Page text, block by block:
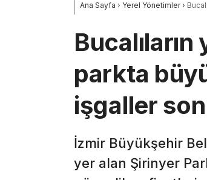
Ana Sayfa › Yerel Yönetimler›
parkta
işgaller
İzmir Büyükşehir
yer alan Şirinyer